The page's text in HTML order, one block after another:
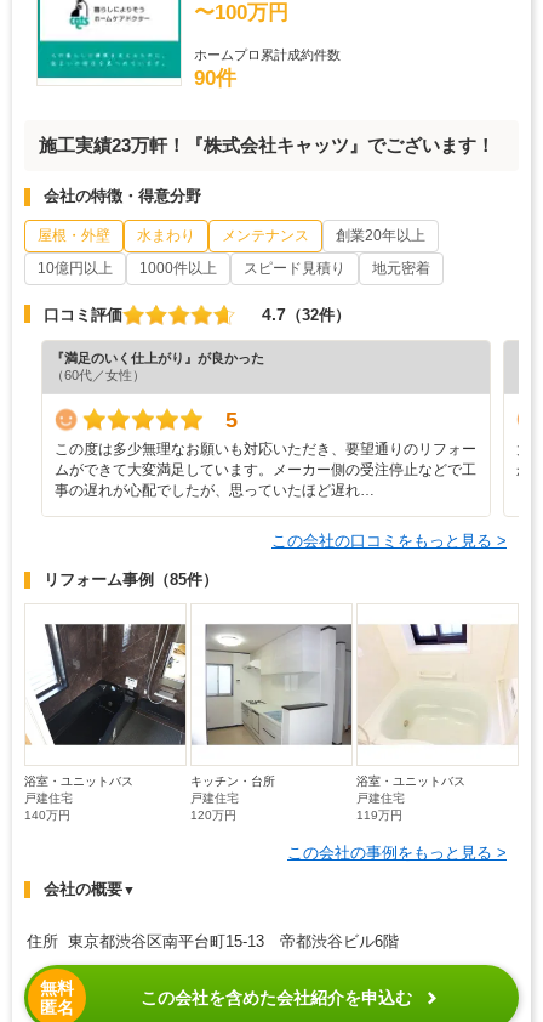
〜100万円
ホームプロ累計成約件数
90件
施工実績23万軒！『株式会社キャッツ』でございます！
会社の特徴・得意分野
屋根・外壁 水まわり メンテナンス
創業20年以上
10億円以上
1000件以上 スピード見積り 地元密着
口コミ評価 4.7 （32件）
『満足のいく仕上がり』が良かった
（60代／女性）
5
この度は多少無理なお願いも対応いただき、要望通りのリフォー
ムができて大変満足しています。メーカー側の受注停止などで工
事の遅れが心配でしたが、思っていたほど遅れ…
大
か
この会社の口コミをもっと見る >
リフォーム事例 （85件）
浴室・ユニットバス
戸建住宅
140万円
キッチン・台所
戸建住宅
120万円
浴室・ユニットバス
戸建住宅
119万円
この会社の事例をもっと見る >
会社の概要▼
住所 東京都渋谷区南平台町15-13 帝都渋谷ビル6階
無料
匿名
この会社を含めた会社紹介を申込む